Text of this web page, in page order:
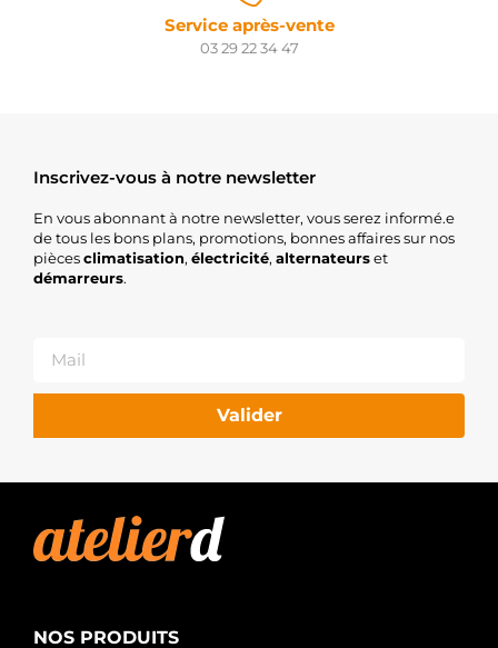
Service après-vente
03 29 22 34 47
Inscrivez-vous à notre newsletter
En vous abonnant à notre newsletter, vous serez informé.e
de tous les bons plans, promotions, bonnes affaires sur nos
piècesclimatisation, électricité, alternateurset
démarreurs.
Valider
NOS PRODUITS